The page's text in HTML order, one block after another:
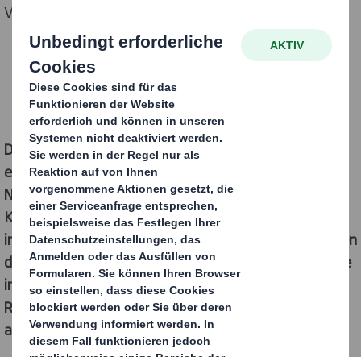
Verpackungen bewerten können.
Der Recycability Evaluation Service (RES) wurde
entwickelt, um den wachsenden
Nachhaltigkeitsanforderungen von Gesellschaft,
Konsumenten und Unternehmen gerecht zu werden –
insbesondere im Hinblick auf die laufenden Änderungen
der Verpackungsgesetzgebung. DS Smith ist das erste
integrierte Papier-, Verpackungs- und
Recyclingunternehmen, das einen solchen Service
anbietet.